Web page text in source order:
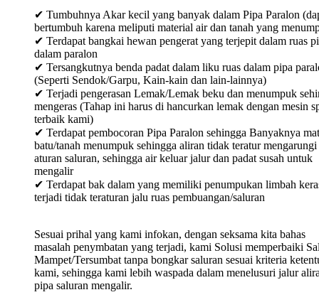
✔ Tumbuhnya Akar kecil yang banyak dalam Pipa Paralon
bertumbuh karena meliputi material air dan tanah yang
✔ Terdapat bangkai hewan pengerat yang terjepit dalam ruas
dalam paralon
✔ Tersangkutnya benda padat dalam liku ruas dalam pipa
(Seperti Sendok/Garpu, Kain-kain dan lain-lainnya)
✔ Terjadi pengerasan Lemak/Lemak beku dan menumpuk
mengeras (Tahap ini harus di hancurkan lemak dengan mesin
terbaik kami)
✔ Terdapat pembocoran Pipa Paralon sehingga Banyaknya
batu/tanah menumpuk sehingga aliran tidak teratur mengarungi
aturan saluran, sehingga air keluar jalur dan padat susah untuk
mengalir
✔ Terdapat bak dalam yang memiliki penumpukan limbah
terjadi tidak teraturan jalu ruas pembuangan/saluran
Sesuai prihal yang kami infokan, dengan seksama kita bahas
masalah penymbatan yang terjadi, kami Solusi memperbaiki
Mampet/Tersumbat tanpa bongkar saluran sesuai kriteria
kami, sehingga kami lebih waspada dalam menelusuri jalur
pipa saluran mengalir.